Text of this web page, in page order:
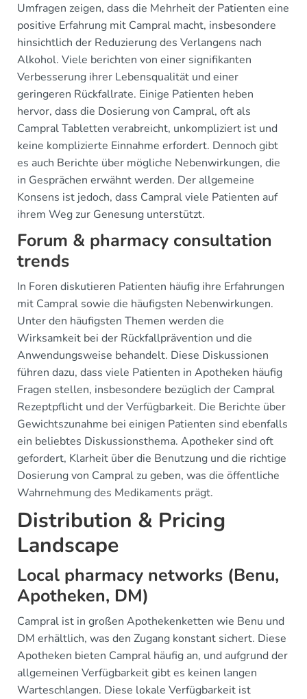
Umfragen zeigen, dass die Mehrheit der Patienten eine
positive Erfahrung mit Campral macht, insbesondere
hinsichtlich der Reduzierung des Verlangens nach
Alkohol. Viele berichten von einer signifikanten
Verbesserung ihrer Lebensqualität und einer
geringeren Rückfallrate. Einige Patienten heben
hervor, dass die Dosierung von Campral, oft als
Campral Tabletten verabreicht, unkompliziert ist und
keine komplizierte Einnahme erfordert. Dennoch gibt
es auch Berichte über mögliche Nebenwirkungen, die
in Gesprächen erwähnt werden. Der allgemeine
Konsens ist jedoch, dass Campral viele Patienten auf
ihrem Weg zur Genesung unterstützt.
Forum & pharmacy consultation
trends
In Foren diskutieren Patienten häufig ihre Erfahrungen
mit Campral sowie die häufigsten Nebenwirkungen.
Unter den häufigsten Themen werden die
Wirksamkeit bei der Rückfallprävention und die
Anwendungsweise behandelt. Diese Diskussionen
führen dazu, dass viele Patienten in Apotheken häufig
Fragen stellen, insbesondere bezüglich der Campral
Rezeptpflicht und der Verfügbarkeit. Die Berichte über
Gewichtszunahme bei einigen Patienten sind ebenfalls
ein beliebtes Diskussionsthema. Apotheker sind oft
gefordert, Klarheit über die Benutzung und die richtige
Dosierung von Campral zu geben, was die öffentliche
Wahrnehmung des Medikaments prägt.
Distribution & Pricing
Landscape
Local pharmacy networks (Benu,
Apotheken, DM)
Campral ist in großen Apothekenketten wie Benu und
DM erhältlich, was den Zugang konstant sichert. Diese
Apotheken bieten Campral häufig an, und aufgrund der
allgemeinen Verfügbarkeit gibt es keinen langen
Warteschlangen. Diese lokale Verfügbarkeit ist